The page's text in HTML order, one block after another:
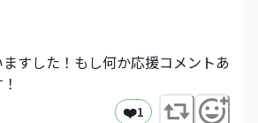
すした！もし何か応援コメントあ
❤️1